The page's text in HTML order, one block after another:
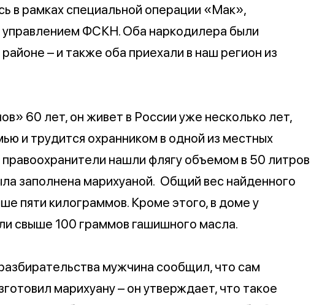
в рамках специальной операции «Мак»,
ФСКН. Оба наркодилера были
– и также оба приехали в наш регион из
60 лет, он живет в России уже несколько лет,
и трудится охранником в одной из местных
нашли флягу объемом в 50 литров
заполнена марихуаной. Общий вес найденного
пяти килограммов. Кроме этого, в доме у
свыше 100 граммов гашишного масла.
мужчина сообщил, что сам
марихуану – он утверждает, что такое